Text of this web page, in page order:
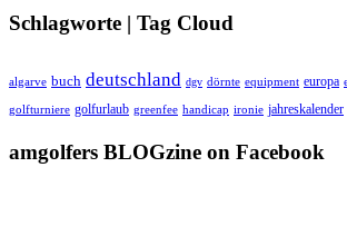
Schlagworte | Tag Cloud
algarve buch deutschland dgv dörnte equipment europa
golfturniere golfurlaub greenfee handicap ironie jahreskalender
amgolfers BLOGzine on Facebook